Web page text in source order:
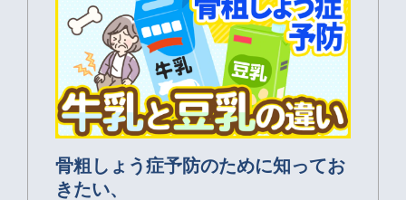
骨粗しょう症予防のために知ってお
きたい、